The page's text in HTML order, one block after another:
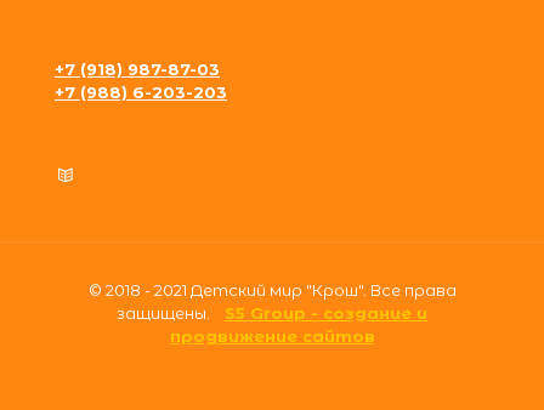
+7 (918) 987-87-03
+7 (988) 6-203-203
© 2018 - 2021 Детский мир "Крош". Все права
защищены. S5 Group - создание и
продвижение сайтов